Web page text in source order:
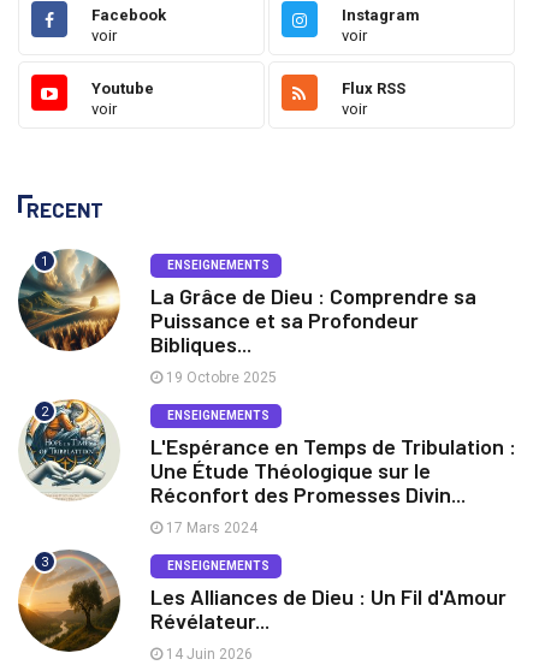
Facebook
voir
Instagram
voir
Youtube
voir
Flux RSS
voir
RECENT
1 ENSEIGNEMENTS
La Grâce de Dieu : Comprendre sa
Puissance et sa Profondeur
Bibliques...
19 Octobre 2025
2 ENSEIGNEMENTS
L'Espérance en Temps de Tribulation :
Une Étude Théologique sur le
Réconfort des Promesses Divin...
17 Mars 2024
3 ENSEIGNEMENTS
Les Alliances de Dieu : Un Fil d'Amour
Révélateur...
14 Juin 2026